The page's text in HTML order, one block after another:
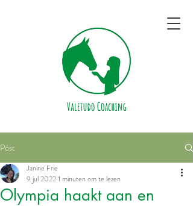
Post
Olympia haakt aan en
Janine Frie
9 jul 20221 minuten om te lezen